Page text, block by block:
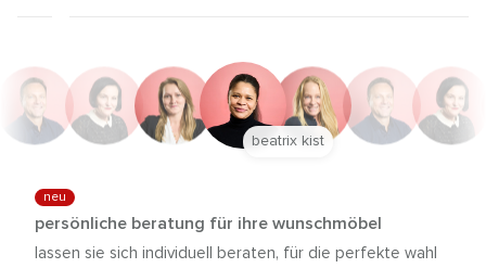
neu
persönliche beratung für ihre wunschmöbel
lassen sie sich individuell beraten, für die perfekte wahl
beatrix kist